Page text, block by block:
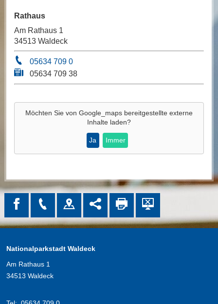
Rathaus
Am Rathaus 1
34513 Waldeck
05634 709 0
05634 709 38
Möchten Sie von Google_mapsbereitgestellte externe
Inhalte laden?
Ja Immer
Nationalparkstadt Waldeck
Am Rathaus 1
34513 Waldeck